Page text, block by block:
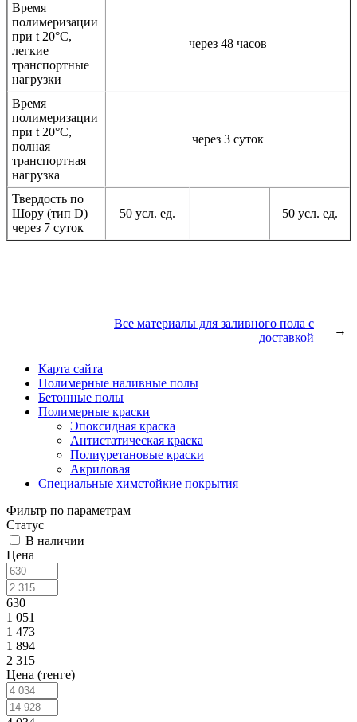
Время
полимеризации
при t 20°C,
легкие
транспортные
нагрузки
через 48 часов
Время
полимеризации
при t 20°C,
полная
транспортная
нагрузка
через 3 суток
Твердость по
Шору (тип D)
через 7 суток
50 усл. ед. 50 усл. ед.
Все материалы для заливного пола с
доставкой
→
Карта сайта
Полимерные наливные полы
Бетонные полы
Полимерные краски
Эпоксидная краска
Антистатическая краска
Полиуретановые краски
Акриловая
Специальные химстойкие покрытия
Фильтр по параметрам
Статус
В наличии
Цена
630
1 051
1 473
1 894
2 315
Цена (тенге)